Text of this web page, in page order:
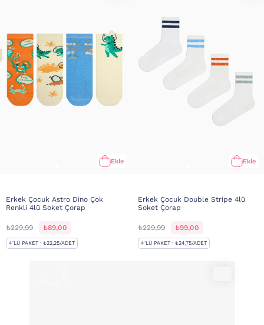
Ekle
Erkek Çocuk Astro Dino Çok
Renkli 4lü Soket Çorap
₺229,99 ₺89,00
4'LÜ PAKET · ₺22,25/ADET
Ekle
Erkek Çocuk Double Stripe 4lü
Soket Çorap
₺229,99 ₺99,00
4'LÜ PAKET · ₺24,75/ADET